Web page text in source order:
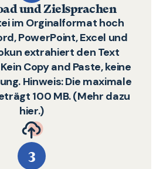
und Zielsprachen
im Orginalformat hoch
PowerPoint, Excel und
extrahiert den Text
Copy and Paste, keine
Hinweis: Die maximale
100 MB. (Mehr dazu
hier.)
3